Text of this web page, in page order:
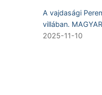
A vajdasági
villában.
2025-11-10